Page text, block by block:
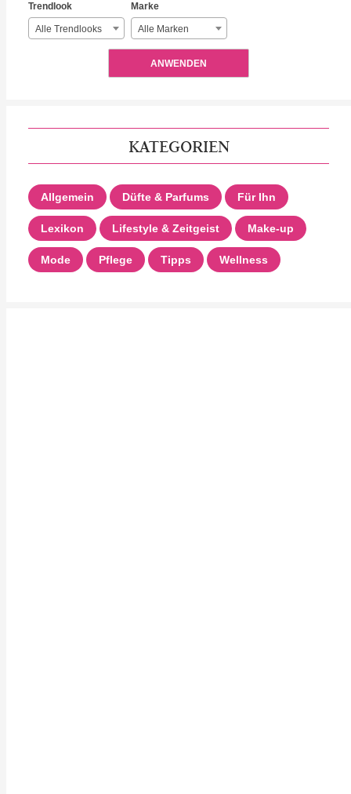
Trendlook
Alle Trendlooks
Marke
Alle Marken
ANWENDEN
KATEGORIEN
Allgemein Düfte & Parfums Für Ihn
Lexikon Lifestyle & Zeitgeist Make-up
Mode Pflege Tipps Wellness